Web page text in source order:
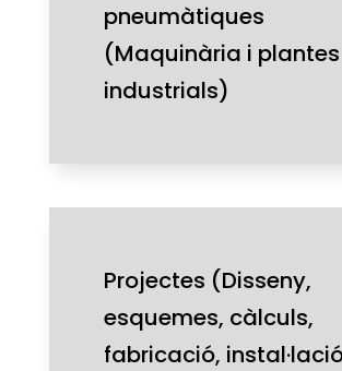
pneumàtiques
(Maquinària i plantes
industrials)
Projectes (Disseny,
esquemes, càlculs,
fabricació,